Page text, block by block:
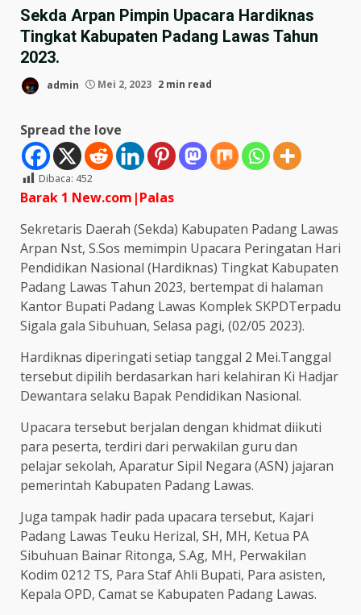
Sekda Arpan Pimpin Upacara Hardiknas
Tingkat Kabupaten Padang Lawas Tahun
2023.
admin Mei 2, 2023 2 min read
Spread the love
Dibaca: 452
Barak 1 New.com|Palas
Sekretaris Daerah (Sekda) Kabupaten Padang Lawas
Arpan Nst, S.Sos memimpin Upacara Peringatan Hari
Pendidikan Nasional (Hardiknas) Tingkat Kabupaten
Padang Lawas Tahun 2023, bertempat di halaman
Kantor Bupati Padang Lawas Komplek SKPDTerpadu
Sigala gala Sibuhuan, Selasa pagi, (02/05 2023).
Hardiknas diperingati setiap tanggal 2 Mei.Tanggal
tersebut dipilih berdasarkan hari kelahiran Ki Hadjar
Dewantara selaku Bapak Pendidikan Nasional.
Upacara tersebut berjalan dengan khidmat diikuti
para peserta, terdiri dari perwakilan guru dan
pelajar sekolah, Aparatur Sipil Negara (ASN) jajaran
pemerintah Kabupaten Padang Lawas.
Juga tampak hadir pada upacara tersebut, Kajari
Padang Lawas Teuku Herizal, SH, MH, Ketua PA
Sibuhuan Bainar Ritonga, S.Ag, MH, Perwakilan
Kodim 0212 TS, Para Staf Ahli Bupati, Para asisten,
Kepala OPD, Camat se Kabupaten Padang Lawas.